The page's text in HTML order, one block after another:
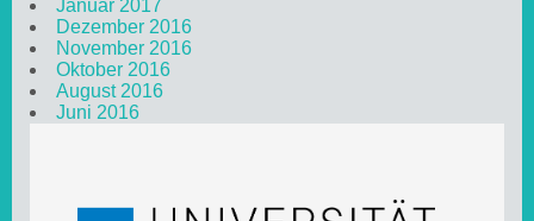
Januar 2017
Dezember 2016
November 2016
Oktober 2016
August 2016
Juni 2016